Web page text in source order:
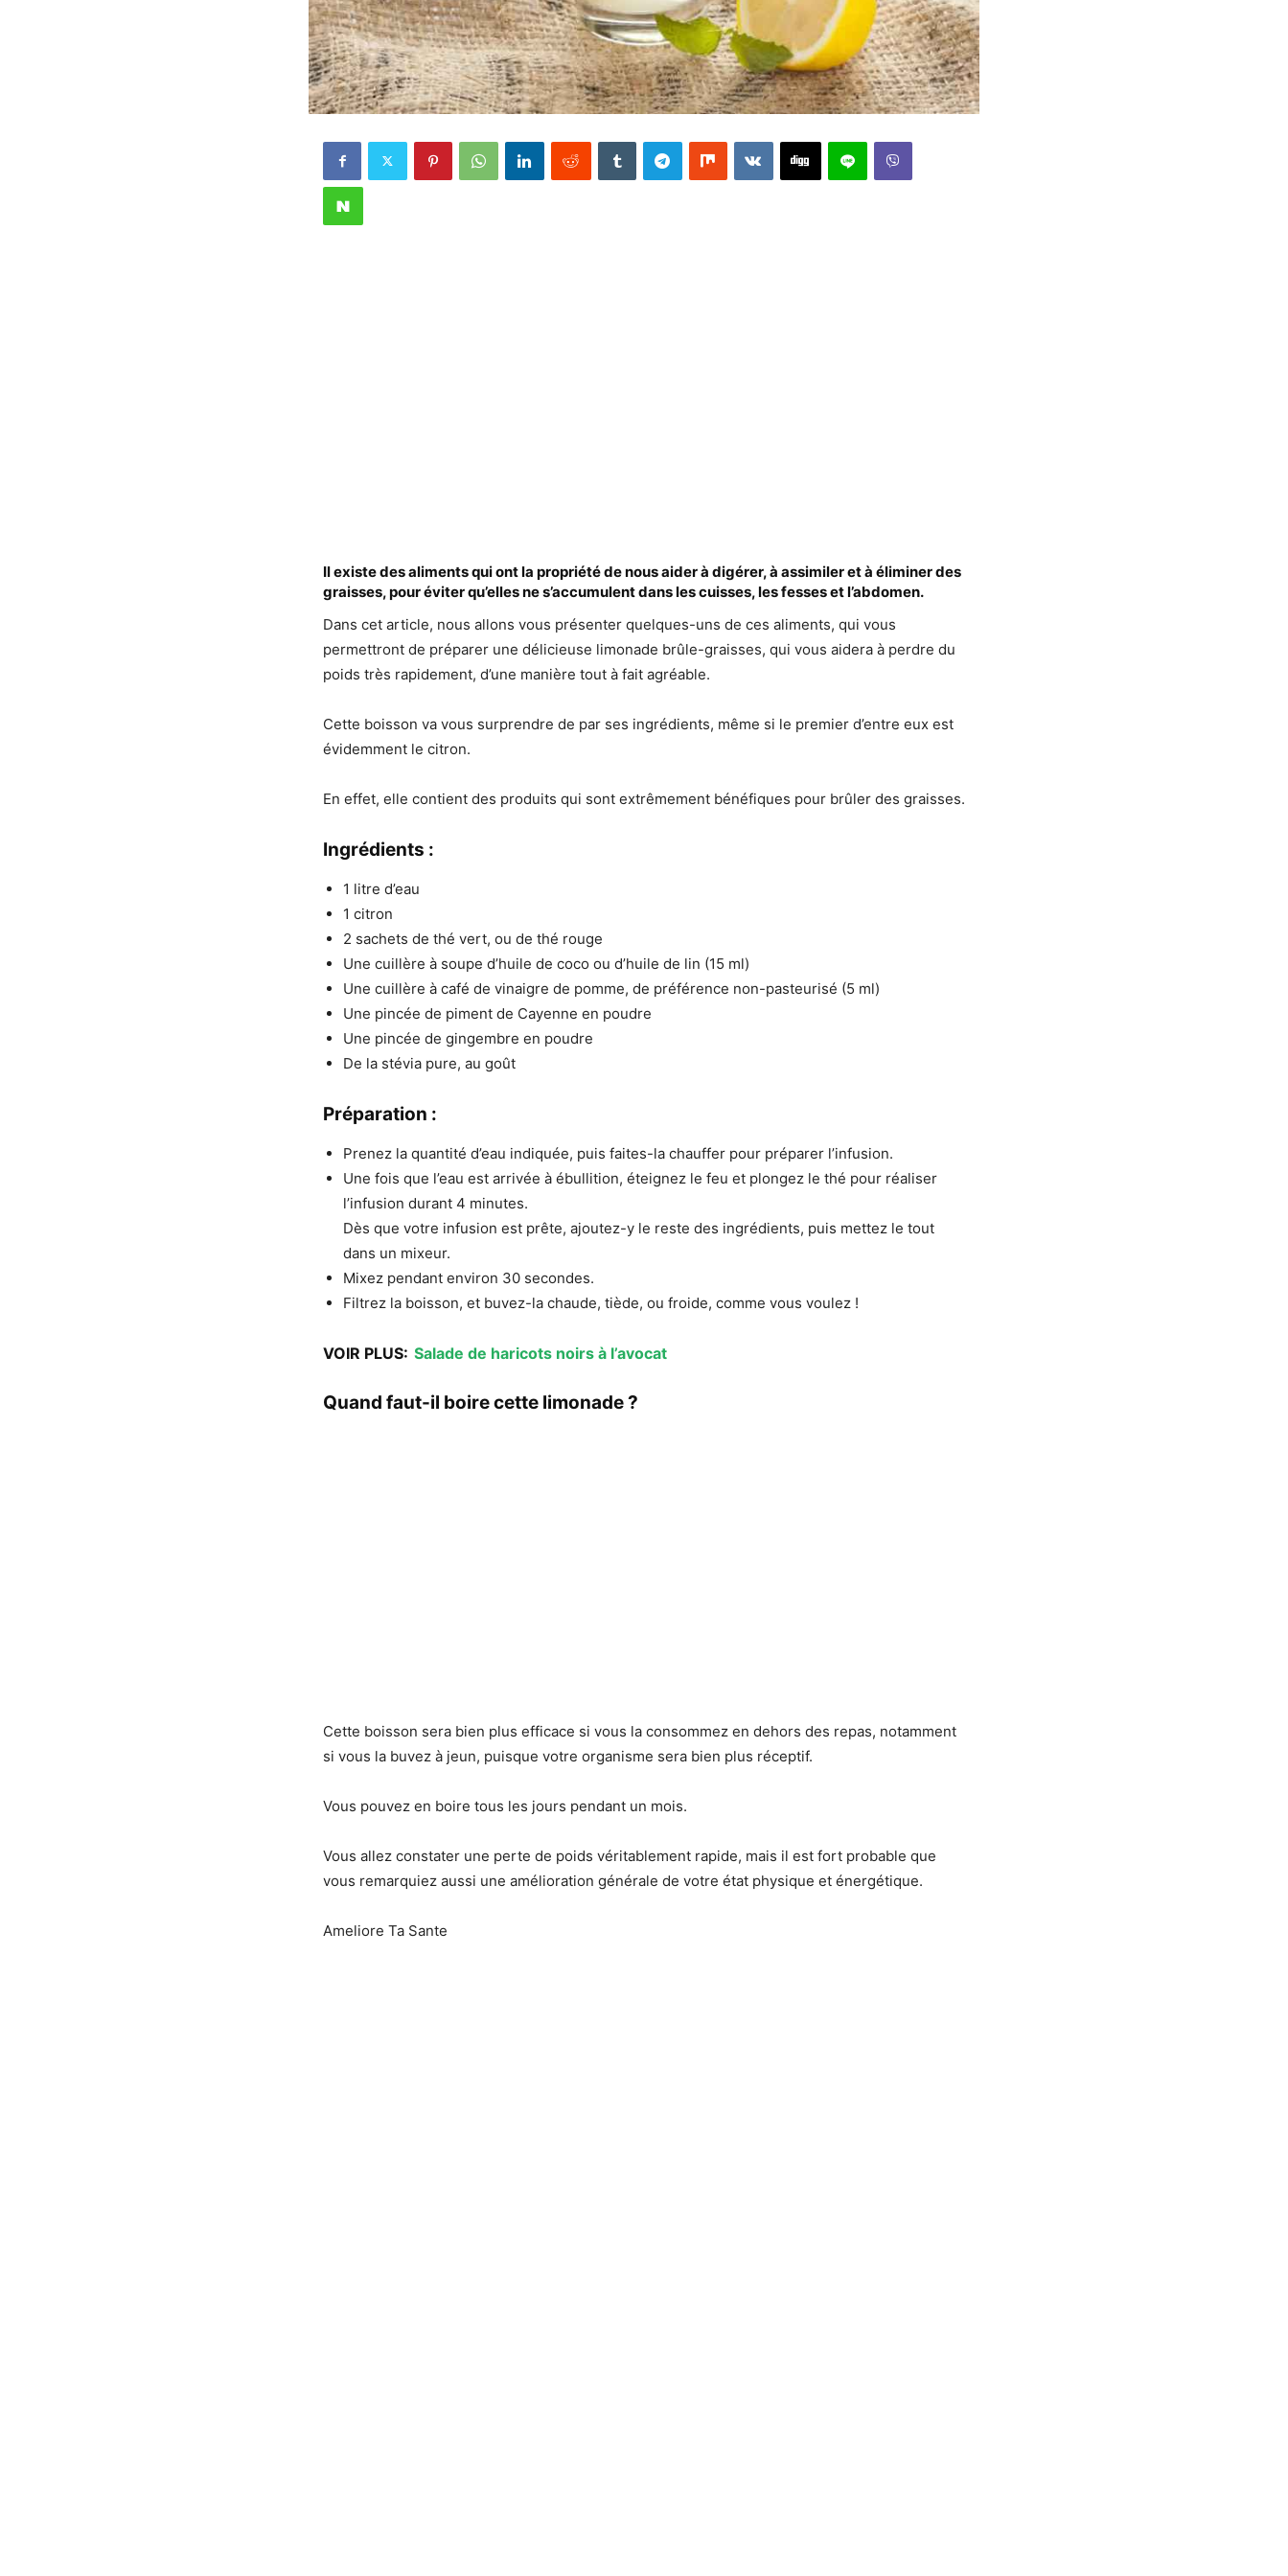
Il existe des aliments qui ont la propriété de nous aider à digérer, à assimiler et à éliminer des
graisses, pour éviter qu’elles ne s’accumulent dans les cuisses, les fesses et l’abdomen.
Dans cet article, nous allons vous présenter quelques-uns de ces aliments, qui vous
permettront de préparer une délicieuse limonade brûle-graisses, qui vous aidera à perdre du
poids très rapidement, d’une manière tout à fait agréable.
Cette boisson va vous surprendre de par ses ingrédients, même si le premier d’entre eux est
évidemment le citron.
En effet, elle contient des produits qui sont extrêmement bénéfiques pour brûler des graisses.
Ingrédients :
1 litre d’eau
1 citron
2 sachets de thé vert, ou de thé rouge
Une cuillère à soupe d’huile de coco ou d’huile de lin (15 ml)
Une cuillère à café de vinaigre de pomme, de préférence non-pasteurisé (5 ml)
Une pincée de piment de Cayenne en poudre
Une pincée de gingembre en poudre
De la stévia pure, au goût
Préparation :
Prenez la quantité d’eau indiquée, puis faites-la chauffer pour préparer l’infusion.
Une fois que l’eau est arrivée à ébullition, éteignez le feu et plongez le thé pour réaliser
l’infusion durant 4 minutes.
Dès que votre infusion est prête, ajoutez-y le reste des ingrédients, puis mettez le tout
dans un mixeur.
Mixez pendant environ 30 secondes.
Filtrez la boisson, et buvez-la chaude, tiède, ou froide, comme vous voulez !
VOIR PLUS: Salade de haricots noirs à l’avocat
Quand faut-il boire cette limonade ?
Cette boisson sera bien plus efficace si vous la consommez en dehors des repas, notamment
si vous la buvez à jeun, puisque votre organisme sera bien plus réceptif.
Vous pouvez en boire tous les jours pendant un mois.
Vous allez constater une perte de poids véritablement rapide, mais il est fort probable que
vous remarquiez aussi une amélioration générale de votre état physique et énergétique.
Ameliore Ta Sante